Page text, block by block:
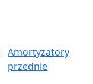
Amortyzatory
przednie